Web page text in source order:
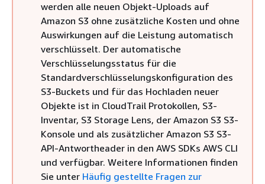
werden alle neuen Objekt-Uploads auf
Amazon S3 ohne zusätzliche Kosten und ohne
Auswirkungen auf die Leistung automatisch
verschlüsselt. Der automatische
Verschlüsselungsstatus für die
Standardverschlüsselungskonfiguration des
S3-Buckets und für das Hochladen neuer
Objekte ist in CloudTrail Protokollen, S3-
Inventar, S3 Storage Lens, der Amazon S3 S3-
Konsole und als zusätzlicher Amazon S3 S3-
API-Antwortheader in den AWS SDKs AWS CLI
und verfügbar. Weitere Informationen finden
Sie unter Häufig gestellte Fragen zur